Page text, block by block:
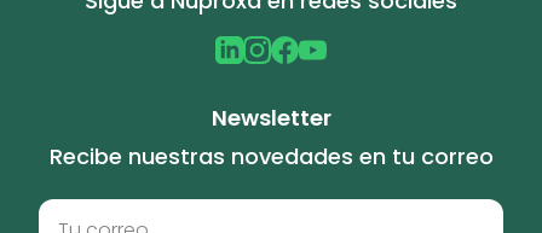
Newsletter
Recibe nuestras novedades en tu correo